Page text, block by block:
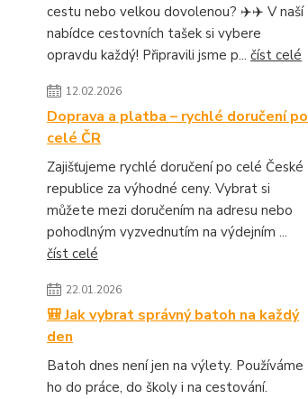
cestu nebo velkou dovolenou? ✈️✈️ V naší
nabídce cestovních tašek si vybere
opravdu každý! Připravili jsme p... číst celé
12.02.2026
Doprava a platba – rychlé doručení po
celé ČR
Zajišťujeme rychlé doručení po celé České
republice za výhodné ceny. Vybrat si
můžete mezi doručením na adresu nebo
pohodlným vyzvednutím na výdejním ...
číst celé
22.01.2026
🎒 Jak vybrat správný batoh na každý
den
Batoh dnes není jen na výlety. Používáme
ho do práce, do školy i na cestování.